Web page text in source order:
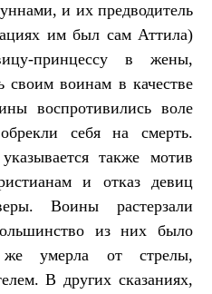
и их предводитель
им был сам Аттила)
принцессу в жены,
своим воинам в качестве
воспротивились воле
себя на смерть.
также мотив
и отказ девиц
Воины растерзали
из них было
же умерла от стрелы,
В других сказаниях,